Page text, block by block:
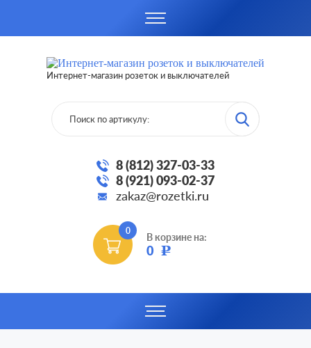
Интернет-магазин розеток и выключателей
8 (812) 327-03-33
8 (921) 093-02-37
zakaz@rozetki.ru
0
В корзине на:
0 Р